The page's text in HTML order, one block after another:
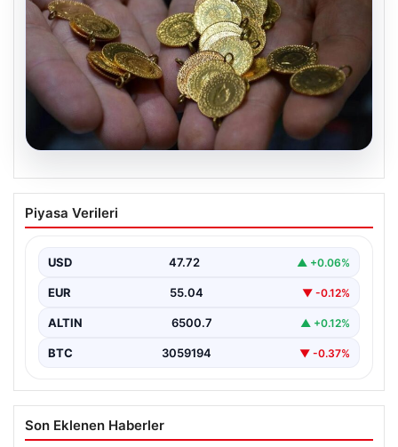
05.08.2026
Altın fiyatları canlı 14 Nisan 2026: Altın
fiyatları ne kadar oldu? Gram, çeyrek,
fiyatları
Piyasa Verileri
USD 47.72 ▲ +0.06%
EUR 55.04 ▼ -0.12%
ALTIN 6500.7 ▲ +0.12%
BTC 3059194 ▼ -0.37%
Son Eklenen Haberler